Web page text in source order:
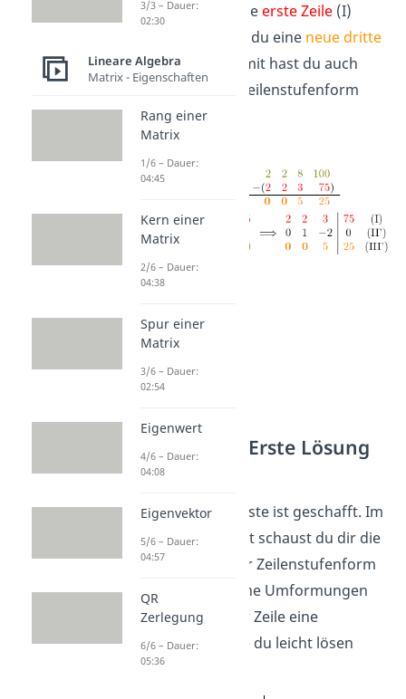
und danach die erste Zeile(I)
abziehst, hast du eine neue dritte
Zeile
(III‘). Damit hast du auch
schon deine Zeilenstufenform
gefunden!
2. Schritt: Erste Lösung
ablesen
Der Schwierigste ist geschafft. Im
zweiten Schritt schaust du dir die
dritte Zeile
der Zeilenstufenform
an. Durch deine Umformungen
steht in dieser Zeile eine
Gleichung, die du leicht lösen
kannst.
3/3 – Dauer:
02:30
Lineare Algebra
Matrix - Eigenschaften
Rang einer
Matrix
1/6 – Dauer:
04:45
Kern einer
Matrix
2/6 – Dauer:
04:38
Spur einer
Matrix
3/6 – Dauer:
02:54
Eigenwert
4/6 – Dauer:
04:08
Eigenvektor
5/6 – Dauer:
04:57
QR
Zerlegung
6/6 – Dauer:
05:36